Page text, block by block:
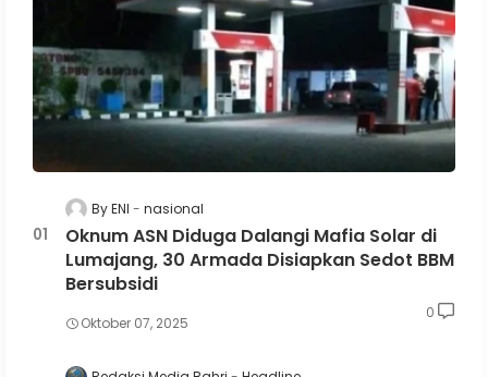
By ENI nasional
Oknum ASN Diduga Dalangi Mafia Solar di
Lumajang, 30 Armada Disiapkan Sedot BBM
Bersubsidi
Oktober 07, 2025
0